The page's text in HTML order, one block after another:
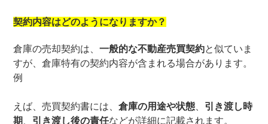
契約内容はどのようになりますか？
倉庫の売却契約は、一般的な不動産売買契約と似ていま
すが、倉庫特有の契約内容が含まれる場合があります。
例
えば、売買契約書には、倉庫の用途や状態
引き渡し時
期
引き渡し後の責任などが詳細に記載されます。